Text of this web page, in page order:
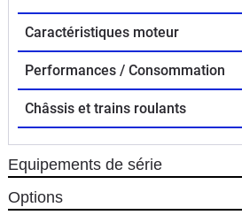
Caractéristiques moteur
Performances / Consommation
Châssis et trains roulants
Equipements de série
Options